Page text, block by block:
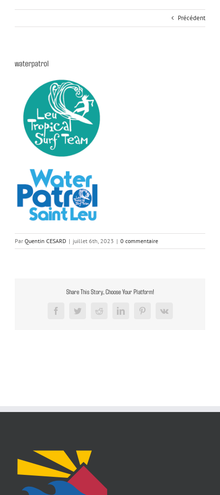
Précédent
waterpatrol
Par Quentin CESARD | juillet 6th, 2023 | 0 commentaire
Share This Story, Choose Your Platform!
FacebookTwitterRedditLinkedInPinterest
Vk